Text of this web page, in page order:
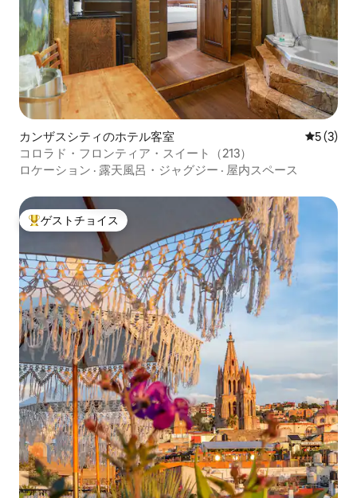
カンザスシティのホテル客室 レビュー
5 (3)
コロラド・フロンティア・スイート（213）
ロケーション · 露天風呂・ジャグジー · 屋内スペース
大好評のゲストチョイスです。
ゲストチョイス